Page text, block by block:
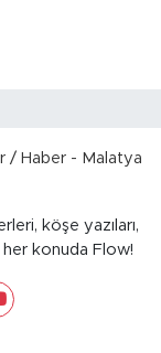
köşe yazıları,
konuda Flow!